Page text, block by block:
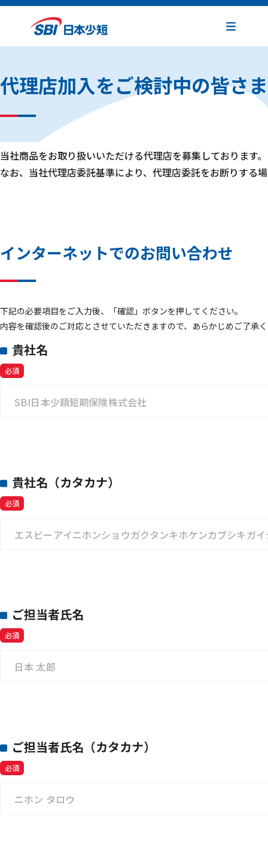
代理店加入をご検討中の皆さま
当社商品をお取り扱いいただける代理店を募集しております。
なお、当社代理店委託基準により、代理店委託をお断りする
インターネットでのお問い合わせ
下記の必要項目をご入力後、「確認」ボタンを押してください。
内容を確認後のご対応とさせていただきますので、あらかじめご了承
貴社名
必須
貴社名（カタカナ）
必須
ご担当者氏名
必須
ご担当者氏名（カタカナ）
必須